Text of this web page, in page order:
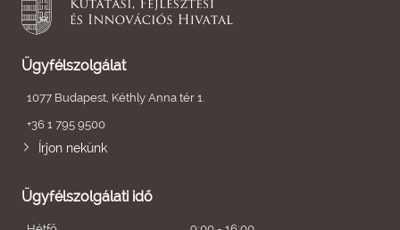
Ügyfélszolgálat
1077 Budapest, Kéthly Anna tér 1.
+36 1 795 9500
Írjon nekünk
Ügyfélszolgálati idő